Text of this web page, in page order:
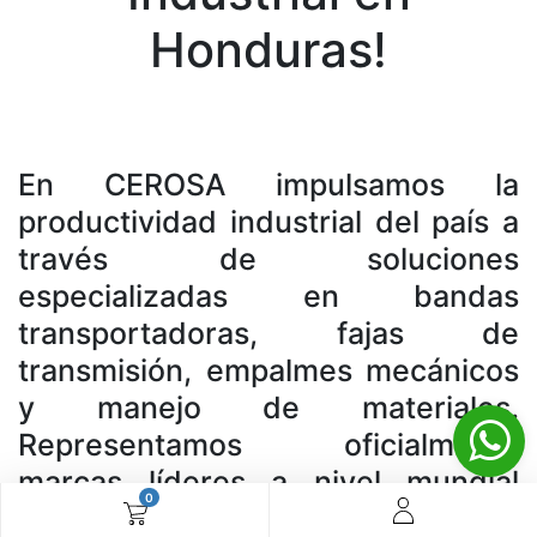
0
Honduras!
En CEROSA impulsamos la
productividad industrial del país a
través de soluciones
especializadas en bandas
transportadoras, fajas de
transmisión, empalmes mecánicos
y manejo de materiales.
Representamos oficialmente
marcas líderes a nivel mundial
como PPI, Habasit, MLT, Yongli